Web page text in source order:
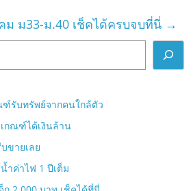
ม ม33-ม.40 เช็คได้ครบจบที่นี่ →
ฑ์รับทรัพย์จากคนใกล้ตัว
กณฑ์ได้เงินล้าน
ขายเลย
ำค่าไฟ 1 ปีเต็ม